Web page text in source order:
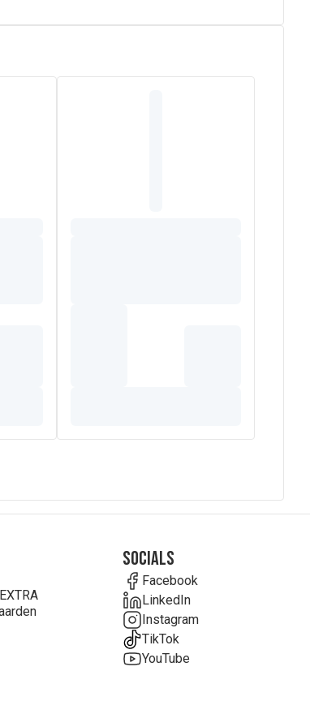
vanaf de geboorte(1). Hetversterkt de
textuur en een goede bescherming van
Socials
Facebook
LinkedIn
Instagram
TikTok
YouTube